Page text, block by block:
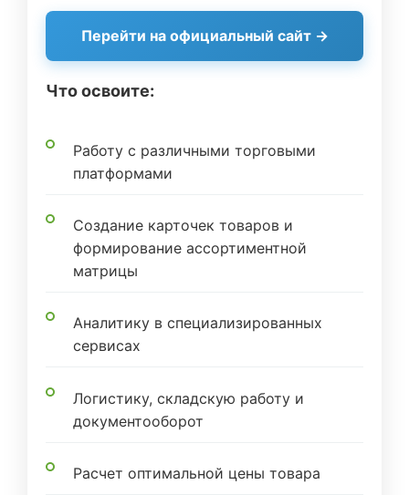
Перейти на официальный сайт →
Что освоите:
Работу с различными торговыми
платформами
Создание карточек товаров и
формирование ассортиментной
матрицы
Аналитику в специализированных
сервисах
Логистику, складскую работу и
документооборот
Расчет оптимальной цены товара